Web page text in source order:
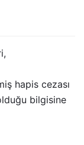
hapis cezası
bilgisine